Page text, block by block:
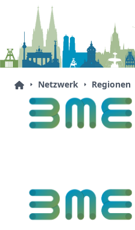
Netzwerk Regionen